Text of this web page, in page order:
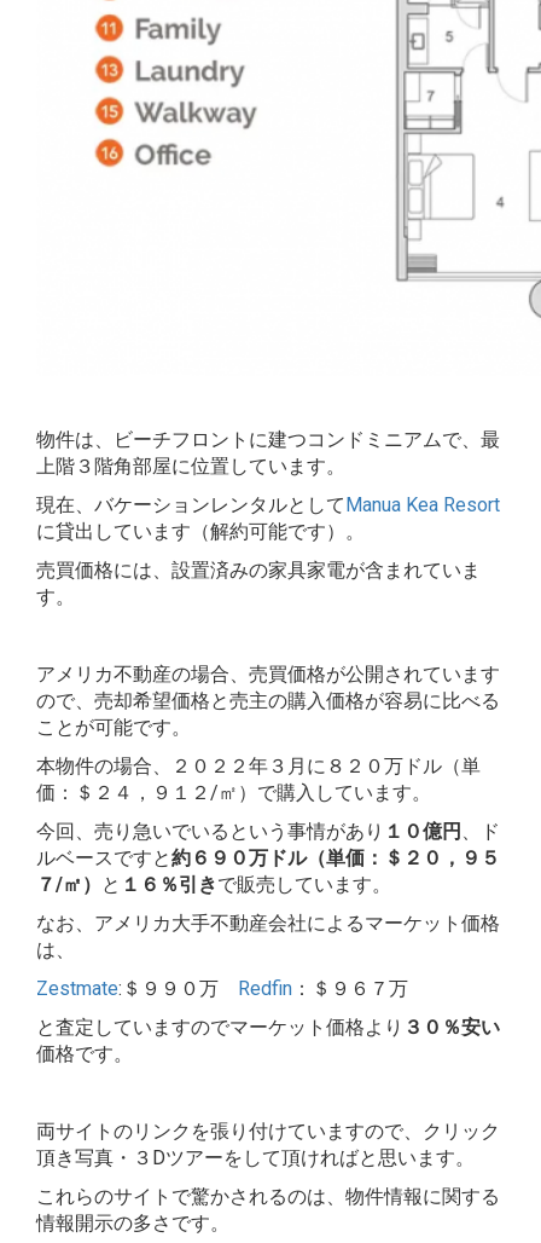
物件は、ビーチフロントに建つコンドミニアムで、最
上階３階角部屋に位置しています。
現在、バケーションレンタルとしてManua Kea Resort
に貸出しています（解約可能です）。
売買価格には、設置済みの家具家電が含まれていま
す。
アメリカ不動産の場合、売買価格が公開されています
ので、売却希望価格と売主の購入価格が容易に比べる
ことが可能です。
本物件の場合、２０２２年３月に８２０万ドル（単
価：＄２４，９１２/㎡）で購入しています。
今回、売り急いでいるという事情があり １０億円 、ド
ルベースですと約６９０万ドル（単価：＄２０，９５
７/㎡） と １６％引きで販売しています。
なお、アメリカ大手不動産会社によるマーケット価格
は、
Zestmate:＄９９０万 Redfin ：＄９６７万
と査定していますのでマーケット価格より ３０％安い
価格です。
両サイトのリンクを張り付けていますので、クリック
頂き写真・３Dツアーをして頂ければと思います。
これらのサイトで驚かされるのは、物件情報に関する
情報開示の多さです。